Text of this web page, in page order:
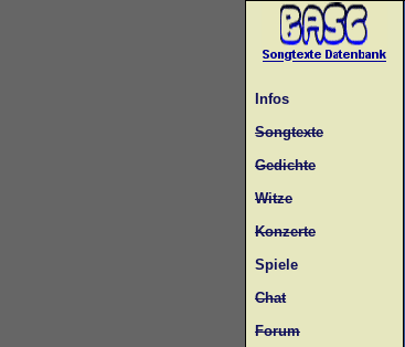
Infos
Songtexte
Gedichte
Witze
Konzerte
Spiele
Chat
Forum